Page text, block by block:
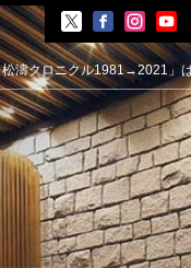
濤クロニクル1981→2021」